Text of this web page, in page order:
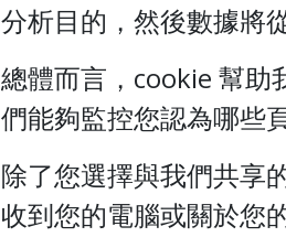
分析目的，然後數據將
總體而言，cookie 幫助
們能夠監控您認為哪些
除了您選擇與我們共享
收到您的電腦或關於您